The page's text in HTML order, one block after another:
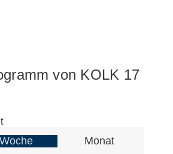
von KOLK 17
Woche Monat